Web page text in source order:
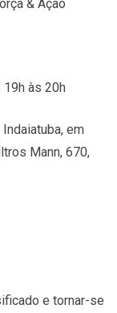
& Ação
19h às 20h
em
Mann, 670,
e tornar-se